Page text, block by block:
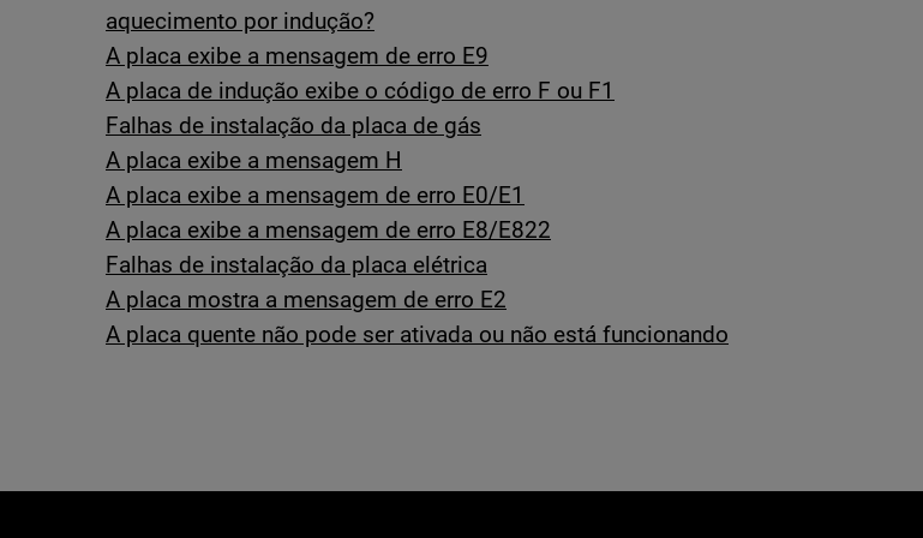
aquecimento por indução?
A placa exibe a mensagem de erro E9
A placa de indução exibe o código de erro F ou F1
Falhas de instalação da placa de gás
A placa exibe a mensagem H
A placa exibe a mensagem de erro E0/E1
A placa exibe a mensagem de erro E8/E822
Falhas de instalação da placa elétrica
A placa mostra a mensagem de erro E2
A placa quente não pode ser ativada ou não está funcionando